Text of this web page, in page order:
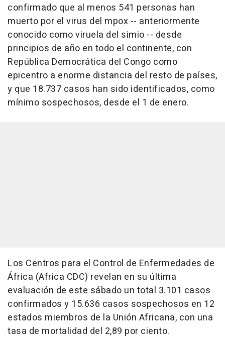
confirmado que al menos 541 personas han
muerto por el virus del mpox -- anteriormente
conocido como viruela del simio -- desde
principios de año en todo el continente, con
República Democrática del Congo como
epicentro a enorme distancia del resto de países,
y que 18.737 casos han sido identificados, como
mínimo sospechosos, desde el 1 de enero.
Los Centros para el Control de Enfermedades de
África (Africa CDC) revelan en su última
evaluación de este sábado un total 3.101 casos
confirmados y 15.636 casos sospechosos en 12
estados miembros de la Unión Africana, con una
tasa de mortalidad del 2,89 por ciento.